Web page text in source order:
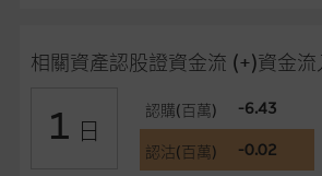
相關資產認股證資金流 (+)資金
1 日
認購(百萬) -6.43
認沽(百萬) -0.02
品的過去業績並不保證或預測將來表現。
在法律最大許可的情況下，麥格理集團及其
事、高層職員、僱員或代理人不作陳述，亦
任何與本網站相連結的第三者網站，在任何